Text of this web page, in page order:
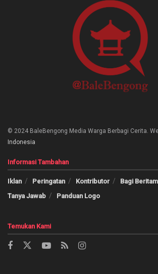
© 2024 BaleBengong Media Warga Berbagi Cerita.
Indonesia
Informasi Tambahan
Iklan Peringatan Kontributor
Bagi
Tanya Jawab
Panduan Logo
Temukan Kami